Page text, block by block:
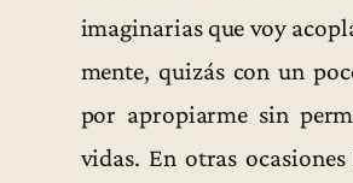
imaginarias que voy
mente, quizás con un
por apropiarme sin
vidas. En otras